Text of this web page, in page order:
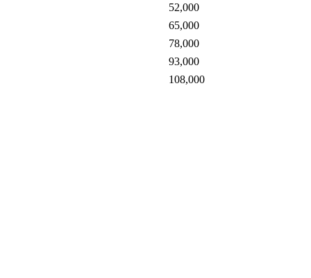
52,000
65,000
78,000
93,000
108,000